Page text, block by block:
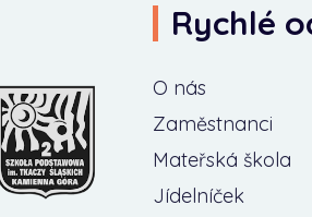
Rychlé
O nás
Zaměstnanci
Mateřská škola
Jídelníček